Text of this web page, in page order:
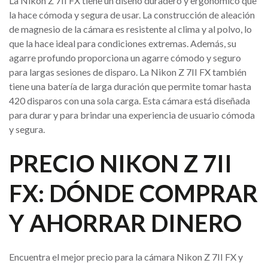
la hace cómoda y segura de usar. La construcción de aleación
de magnesio de la cámara es resistente al clima y al polvo, lo
que la hace ideal para condiciones extremas. Además, su
agarre profundo proporciona un agarre cómodo y seguro
para largas sesiones de disparo. La Nikon Z 7II FX también
tiene una batería de larga duración que permite tomar hasta
420 disparos con una sola carga. Esta cámara está diseñada
para durar y para brindar una experiencia de usuario cómoda
y segura.
PRECIO NIKON Z 7II
FX: DÓNDE COMPRAR
Y AHORRAR DINERO
Encuentra el mejor precio para la cámara Nikon Z 7II FX y